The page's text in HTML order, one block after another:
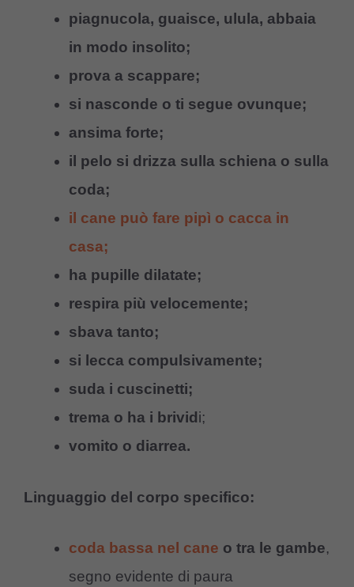
piagnucola, guaisce, ulula, abbaia
in modo insolito;
prova a scappare;
si nasconde o ti segue ovunque;
ansima forte;
il pelo si drizza sulla schiena o sulla
coda;
il cane può fare pipì o cacca in
casa;
ha pupille dilatate;
respira più velocemente;
sbava tanto;
si lecca compulsivamente;
suda i cuscinetti;
trema o ha i brivid i;
vomito o diarrea.
Linguaggio del corpo specifico:
coda bassa nel cane o tra le gambe,
segno evidente di paura